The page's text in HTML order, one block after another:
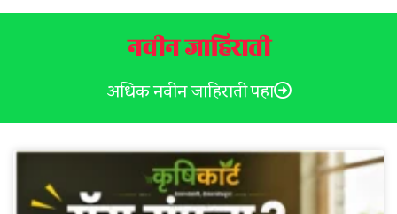
नवीन जाहिराती
अधिक नवीन जाहिराती पहा